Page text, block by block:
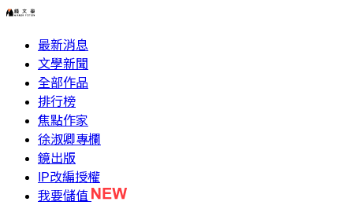
最新消息
文學新聞
全部作品
排行榜
焦點作家
徐淑卿專欄
鏡出版
IP改編授權
我要儲值